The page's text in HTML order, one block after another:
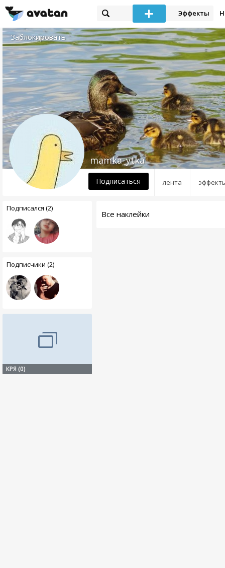
Эффекты
Заблокировать
лента
mamka_ytka
Подписаться
Подписался (2)
Подписчики (2)
КРЯ (0)
Все наклейки